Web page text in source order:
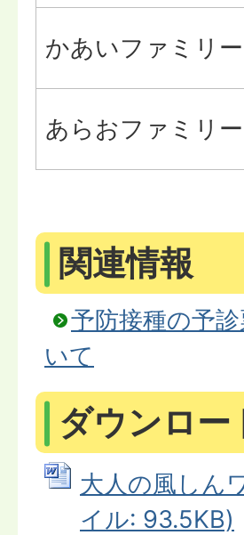
かあいファミリ
あらおファミリ
関連情報
予防接種の予
いて
ダウンロー
大人の風しん
イル: 93.5KB)